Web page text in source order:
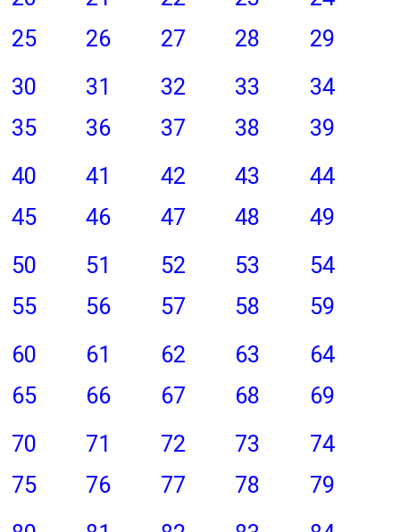
25
26 27 28
29
30
31 32 33
34
35
36 37 38
39
40
41 42 43
44
45
46 47 48
49
50
51 52 53
54
55
56 57 58
59
60
61 62 63
64
65
66 67 68
69
70
71 72 73
74
75
76 77 78
79